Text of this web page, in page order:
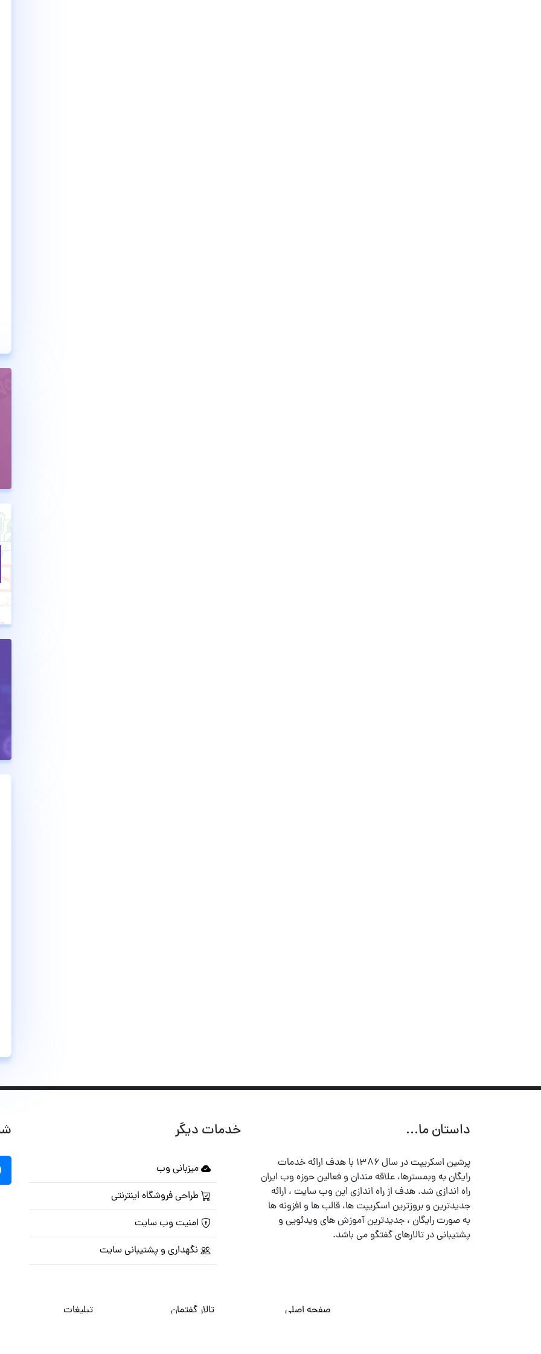
داستان ما...
پرشین اسکریپت در سال ۱۳۸۶ با هدف ارائه خدمات
رایگان به وبمسترها، علاقه مندان و فعالین حوزه وب ایران
راه اندازی شد. هدف از راه اندازی این وب سایت ، ارائه
جدیدترین و بروزترین اسکریپت ها، قالب ها و افزونه ها
به صورت رایگان ، جدیدترین آموزش های ویدئویی و
پشتیبانی در تالارهای گفتگو می باشد.
خدمات دیگر
میزبانی وب
طراحی فروشگاه اینترنتی
امنیت وب سایت
نگهداری و پشتیبانی سایت
صفحه اصلی تالار گفتمان تبلیغات